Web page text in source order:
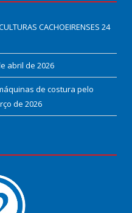
CACHOEIRENSES 24
abril de 2026
de costura pelo
de 2026